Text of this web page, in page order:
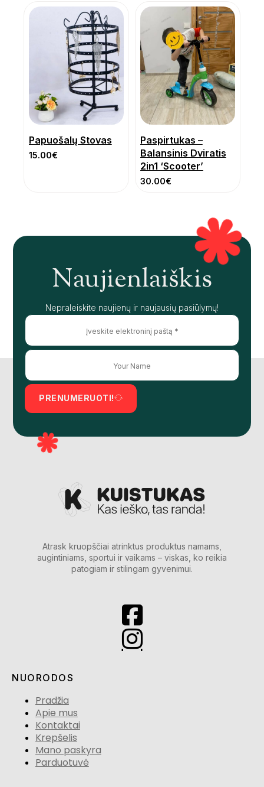
Papuošalų Stovas
15.00€
Paspirtukas –
Balansinis Dviratis
2in1 ‘Scooter’
30.00€
Naujienlaiškis
Nepraleiskite naujienų ir naujausių pasiūlymų!
PRENUMERUOTI!
Atrask kruopščiai atrinktus produktus namams,
augintiniams, sportui ir vaikams – viskas, ko reikia
patogiam ir stilingam gyvenimui.
NUORODOS
Pradžia
Apie mus
Kontaktai
Krepšelis
Mano paskyra
Parduotuvė